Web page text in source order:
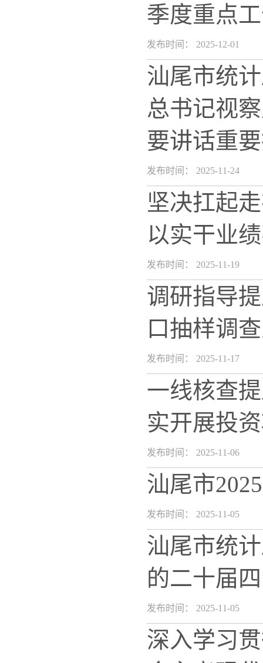
季度重点
发布时间： 2025-12-01
汕尾市统
总书记视
要讲话重
发布时间： 2025-11-24
坚决扛起
以实干业
发布时间： 2025-11-19
调研指导
口抽样调
发布时间： 2025-11-17
一线核查
实开展投
发布时间： 2025-11-06
汕尾市
发布时间： 2025-11-05
汕尾市统
的二十届
发布时间： 2025-11-05
深入学习